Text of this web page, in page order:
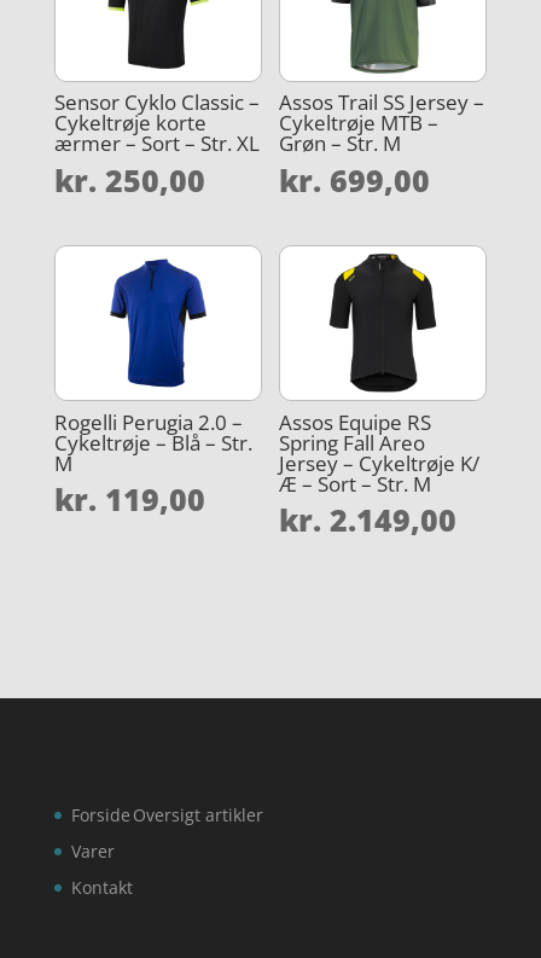
Sensor Cyklo Classic –
Cykeltrøje korte
ærmer – Sort – Str. XL
kr. 250,00
Assos Trail SS Jersey –
Cykeltrøje MTB –
Grøn – Str. M
kr. 699,00
Rogelli Perugia 2.0 –
Cykeltrøje – Blå – Str.
M
kr. 119,00
Assos Equipe RS
Spring Fall Areo
Jersey – Cykeltrøje K/
Æ – Sort – Str. M
kr. 2.149,00
Forside
Varer
Kontakt
Oversigt artikler